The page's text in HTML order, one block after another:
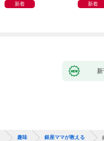
新着 新着
趣味 銀座ママが教える